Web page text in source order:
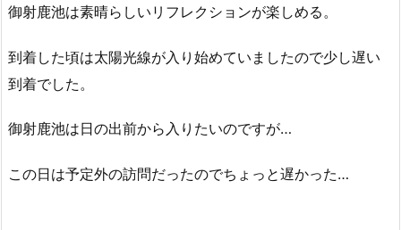
御射鹿池は素晴らしいリフレクションが楽しめる。
到着した頃は太陽光線が入り始めていましたので少し遅い
到着でした。
御射鹿池は日の出前から入りたいのですが…
この日は予定外の訪問だったのでちょっと遅かった…